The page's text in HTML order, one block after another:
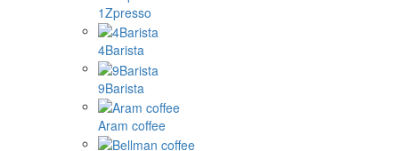
1Zpresso
4Barista
9Barista
Aram coffee